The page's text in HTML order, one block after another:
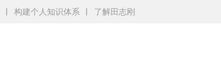
构建个人知识体系 了解田志刚